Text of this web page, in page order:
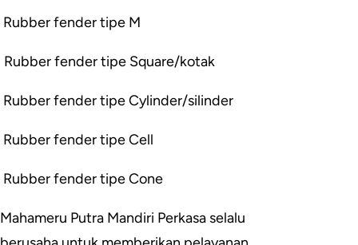
Rubber fender tipe M
Rubber fender tipe Square/kotak
Rubber fender tipe Cylinder/silinder
Rubber fender tipe Cell
Rubber fender tipe Cone
Mahameru Putra Mandiri Perkasa selalu